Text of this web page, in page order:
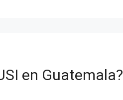
en Guatemala?